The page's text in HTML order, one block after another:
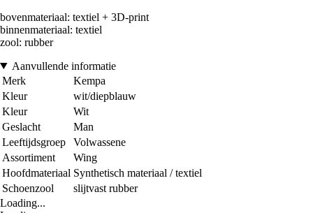
bovenmateriaal: textiel + 3D-print
binnenmateriaal: textiel
zool: rubber
Aanvullende informatie
Merk
Kempa
Kleur
wit/diepblauw
Kleur
Wit
Geslacht
Man
Leeftijdsgroep
Volwassene
Assortiment
Wing
Hoofdmateriaal Synthetisch materiaal / textiel
Schoenzool
slijtvast rubber
Loading...